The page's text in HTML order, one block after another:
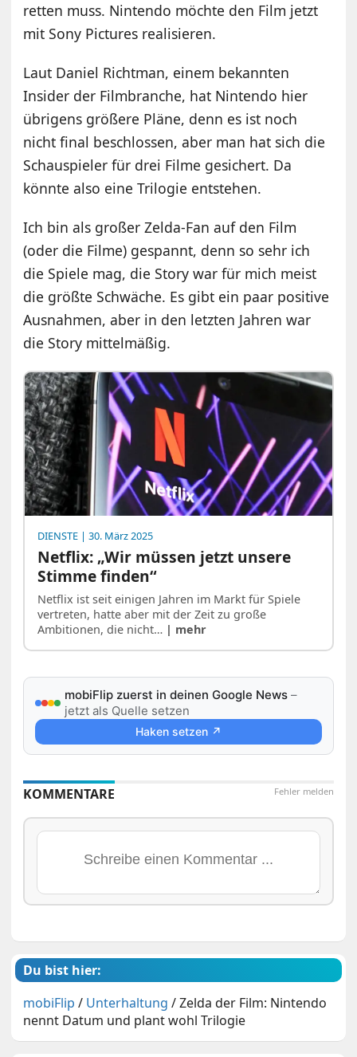
retten muss. Nintendo möchte den Film jetzt
mit Sony Pictures realisieren.
Laut Daniel Richtman, einem bekannten
Insider der Filmbranche, hat Nintendo hier
übrigens größere Pläne, denn es ist noch
nicht final beschlossen, aber man hat sich die
Schauspieler für drei Filme gesichert. Da
könnte also eine Trilogie entstehen.
Ich bin als großer Zelda-Fan auf den Film
(oder die Filme) gespannt, denn so sehr ich
die Spiele mag, die Story war für mich meist
die größte Schwäche. Es gibt ein paar positive
Ausnahmen, aber in den letzten Jahren war
die Story mittelmäßig.
DIENSTE | 30. März 2025
Netflix: „Wir müssen jetzt unsere
Stimme finden“
Netflix ist seit einigen Jahren im Markt für Spiele
vertreten, hatte aber mit der Zeit zu große
Ambitionen, die nicht… | mehr
mobiFlip zuerst in deinen Google News –
jetzt als Quelle setzen
Haken setzen ↗
Fehler melden
KOMMENTARE
Du bist hier:
mobiFlip / Unterhaltung /Zelda der Film: Nintendo
nennt Datum und plant wohl Trilogie